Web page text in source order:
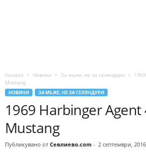
Начало Новини За мъже, не за селяндури
Mustang
НОВИНИ ЗА МЪЖЕ, НЕ ЗА СЕЛЯНДУРИ
1969 Harbinger Agent
Mustang
Публикувано от Севлиево.com - 2 септември, 2016